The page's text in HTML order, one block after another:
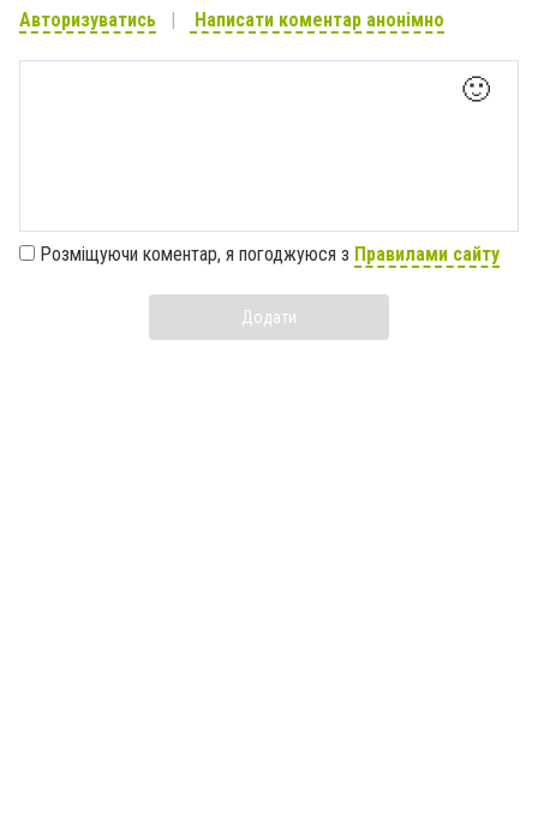
Авторизуватись Написати коментар анонімно
🙂
Розміщуючи коментар, я погоджуюся з Правилами сайту
Додати